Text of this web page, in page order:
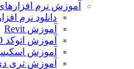
آموزش نرم
دانلود نرم
آموزش Revit
آموزش اتوکد Auto CAD
آموزش
آموزش تری